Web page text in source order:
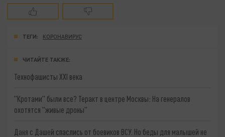
ТЕГИ: КОРОНАВИРУС
ЧИТАЙТЕ ТАКЖЕ:
Технофашисты XXI века
"Кротами" были все? Теракт в центре Москвы: На генералов
охотятся "живые дроны"
Даня с Дашей спаслись от боевиков ВСУ. Но беды для малышей не